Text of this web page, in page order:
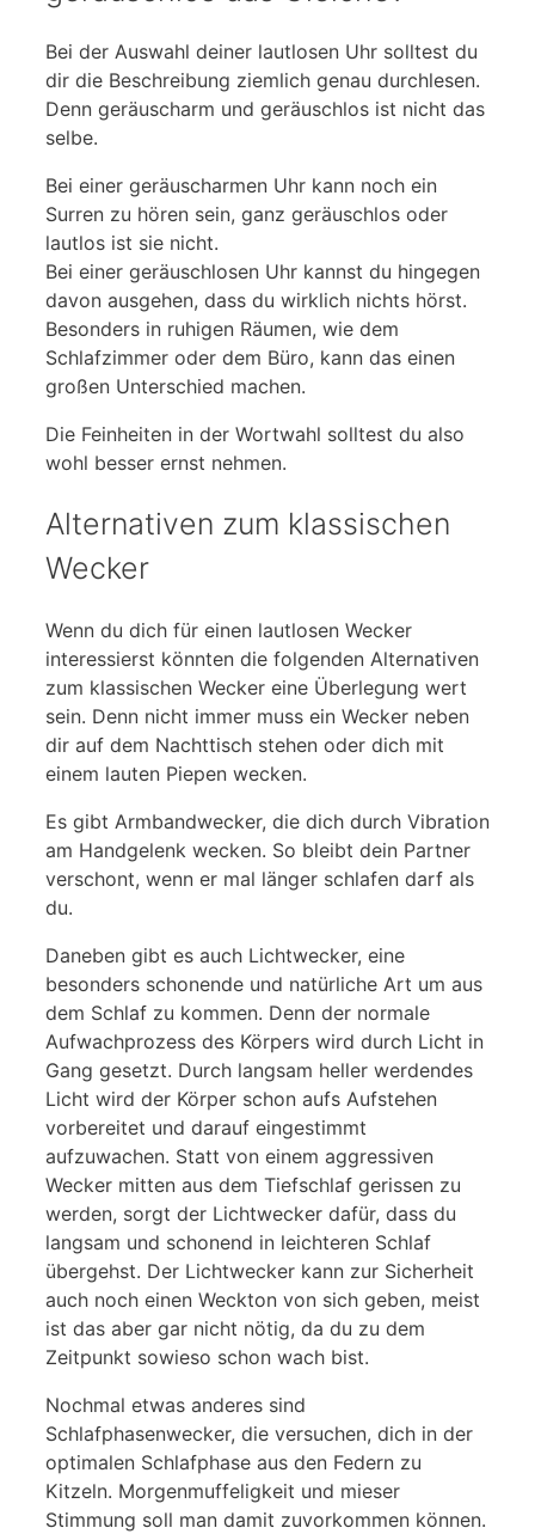
Bei der Auswahl deiner lautlosen Uhr solltest du
dir die Beschreibung ziemlich genau durchlesen.
Denn geräuscharm und geräuschlos ist nicht das
selbe.
Bei einer geräuscharmen Uhr kann noch ein
Surren zu hören sein, ganz geräuschlos oder
lautlos ist sie nicht.
Bei einer geräuschlosen Uhr kannst du hingegen
davon ausgehen, dass du wirklich nichts hörst.
Besonders in ruhigen Räumen, wie dem
Schlafzimmer oder dem Büro, kann das einen
großen Unterschied machen.
Die Feinheiten in der Wortwahl solltest du also
wohl besser ernst nehmen.
Alternativen zum klassischen
Wecker
Wenn du dich für einen lautlosen Wecker
interessierst könnten die folgenden Alternativen
zum klassischen Wecker eine Überlegung wert
sein. Denn nicht immer muss ein Wecker neben
dir auf dem Nachttisch stehen oder dich mit
einem lauten Piepen wecken.
Es gibt Armbandwecker, die dich durch Vibration
am Handgelenk wecken. So bleibt dein Partner
verschont, wenn er mal länger schlafen darf als
du.
Daneben gibt es auch Lichtwecker, eine
besonders schonende und natürliche Art um aus
dem Schlaf zu kommen. Denn der normale
Aufwachprozess des Körpers wird durch Licht in
Gang gesetzt. Durch langsam heller werdendes
Licht wird der Körper schon aufs Aufstehen
vorbereitet und darauf eingestimmt
aufzuwachen. Statt von einem aggressiven
Wecker mitten aus dem Tiefschlaf gerissen zu
werden, sorgt der Lichtwecker dafür, dass du
langsam und schonend in leichteren Schlaf
übergehst. Der Lichtwecker kann zur Sicherheit
auch noch einen Weckton von sich geben, meist
ist das aber gar nicht nötig, da du zu dem
Zeitpunkt sowieso schon wach bist.
Nochmal etwas anderes sind
Schlafphasenwecker, die versuchen, dich in der
optimalen Schlafphase aus den Federn zu
Kitzeln. Morgenmuffeligkeit und mieser
Stimmung soll man damit zuvorkommen können.